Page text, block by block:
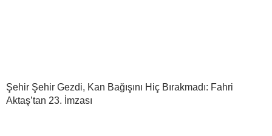
Şehir Şehir Gezdi, Kan Bağışını Hiç Bırakmadı: Fahri
Aktaş’tan 23. İmzası